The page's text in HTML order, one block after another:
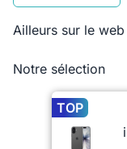
Ailleurs sur le web
Notre sélection
TOP